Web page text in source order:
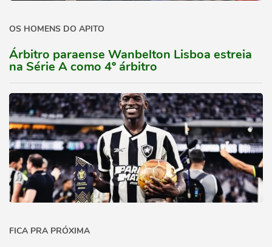
OS HOMENS DO APITO
Árbitro paraense Wanbelton Lisboa estreia
na Série A como 4º árbitro
FICA PRA PRÓXIMA